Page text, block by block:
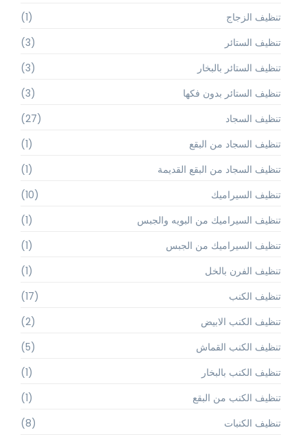
تنظيف الزجاج
(1)
تنظيف الستائر
(3)
تنظيف الستائر بالبخار
(3)
تنظيف الستائر بدون فكها
(3)
تنظيف السجاد
(27)
تنظيف السجاد من البقع
(1)
تنظيف السجاد من البقع القديمة
(1)
تنظيف السيراميك
(10)
تنظيف السيراميك من البويه والجبس
(1)
تنظيف السيراميك من الجبس
(1)
تنظيف الفرن بالخل
(1)
تنظيف الكنب
(17)
تنظيف الكنب الابيض
(2)
تنظيف الكنب القماش
(5)
تنظيف الكنب بالبخار
(1)
تنظيف الكنب من البقع
(1)
تنظيف الكنبات
(8)